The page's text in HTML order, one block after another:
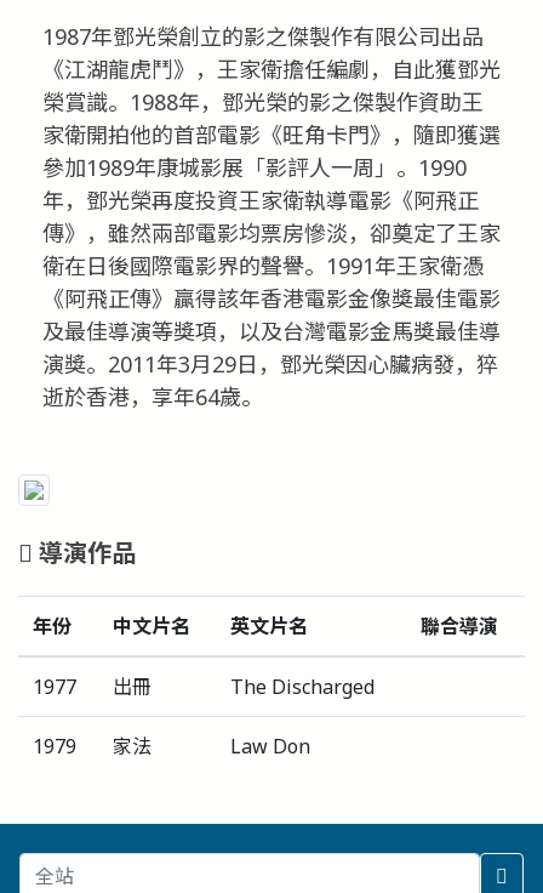
1987年鄧光榮創立的影之傑製作有限公司出品
《江湖龍虎鬥》，王家衛擔任編劇，自此獲鄧光
榮賞識。1988年，鄧光榮的影之傑製作資助王
家衛開拍他的首部電影《旺角卡門》，隨即獲選
參加1989年康城影展「影評人一周」。1990
年，鄧光榮再度投資王家衛執導電影《阿飛正
傳》，雖然兩部電影均票房慘淡，卻奠定了王家
衛在日後國際電影界的聲譽。1991年王家衛憑
《阿飛正傳》贏得該年香港電影金像獎最佳電影
及最佳導演等獎項，以及台灣電影金馬獎最佳導
演獎。2011年3月29日，鄧光榮因心臟病發，猝
逝於香港，享年64歲。
導演作品
年份 中文片名 英文片名 聯合導演
1977 出冊 The Discharged
1979 家法 Law Don